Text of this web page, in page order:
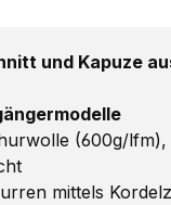
und Kapuze
(600g/
mittels